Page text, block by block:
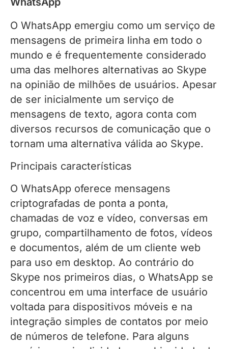
O WhatsApp emergiu como um serviço de
mensagens de primeira linha em todo o
mundo e é frequentemente considerado
uma das melhores alternativas ao Skype
na opinião de milhões de usuários. Apesar
de ser inicialmente um serviço de
mensagens de texto, agora conta com
diversos recursos de comunicação que o
tornam uma alternativa válida ao Skype.
Principais características
O WhatsApp oferece mensagens
criptografadas de ponta a ponta,
chamadas de voz e vídeo, conversas em
grupo, compartilhamento de fotos, vídeos
e documentos, além de um cliente web
para uso em desktop. Ao contrário do
Skype nos primeiros dias, o WhatsApp se
concentrou em uma interface de usuário
voltada para dispositivos móveis e na
integração simples de contatos por meio
de números de telefone. Para alguns